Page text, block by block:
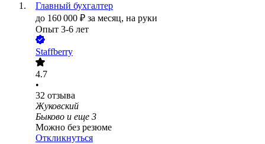
Главный бухгалтер
до 160 000 ₽ за месяц, на руки
Опыт 3-6 лет
Staffberry
4.7
•
32 отзыва
Жуковский
Быково и еще 3
Можно без резюме
Откликнуться